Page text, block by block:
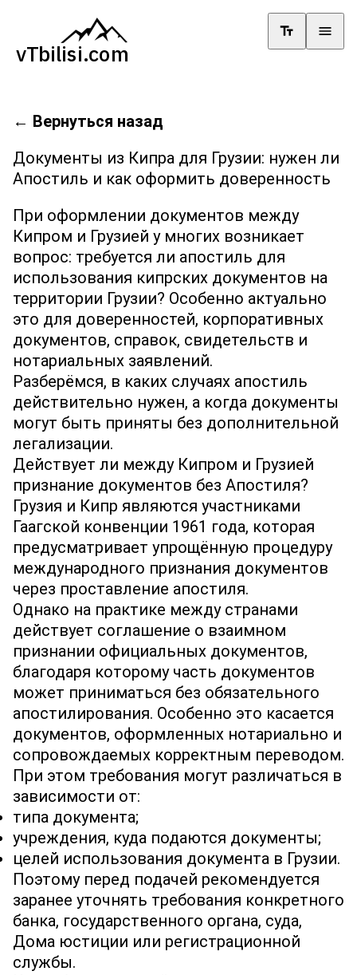
← Вернуться назад
Документы из Кипра для Грузии: нужен ли
Апостиль и как оформить доверенность
При оформлении документов между
Кипром и Грузией у многих возникает
вопрос: требуется ли апостиль для
использования кипрских документов на
территории Грузии? Особенно актуально
это для доверенностей, корпоративных
документов, справок, свидетельств и
нотариальных заявлений.
Разберёмся, в каких случаях апостиль
действительно нужен, а когда документы
могут быть приняты без дополнительной
легализации.
Действует ли между Кипром и Грузией
признание документов без Апостиля?
Грузия и Кипр являются участниками
Гаагской конвенции 1961 года, которая
предусматривает упрощённую процедуру
международного признания документов
через проставление апостиля.
Однако на практике между странами
действует соглашение о взаимном
признании официальных документов,
благодаря которому часть документов
может приниматься без обязательного
апостилирования. Особенно это касается
документов, оформленных нотариально и
сопровождаемых корректным переводом.
При этом требования могут различаться в
зависимости от:
типа документа;
учреждения, куда подаются документы;
целей использования документа в Грузии.
Поэтому перед подачей рекомендуется
заранее уточнять требования конкретного
банка, государственного органа, суда,
Дома юстиции или регистрационной
службы.